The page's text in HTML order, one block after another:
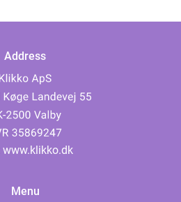
Address
www.klikko.dk
Menu